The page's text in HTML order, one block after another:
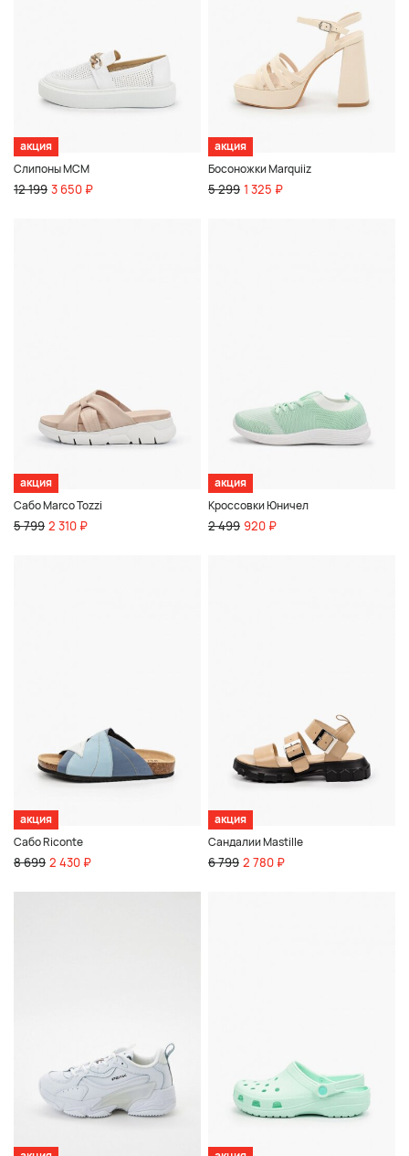
акция
Слипоны MCM
12 199 3 650 ₽
акция
Босоножки Marquiiz
5 299 1 325 ₽
акция
Сабо Marco Tozzi
5 799 2 310 ₽
акция
Кроссовки Юничел
2 499 920 ₽
акция
Сабо Riconte
8 699 2 430 ₽
акция
Сандалии Mastille
6 799 2 780 ₽